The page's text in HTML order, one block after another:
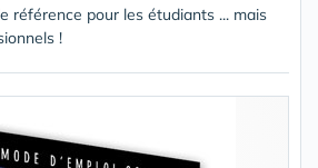
référence pour les étudiants ... mais
!